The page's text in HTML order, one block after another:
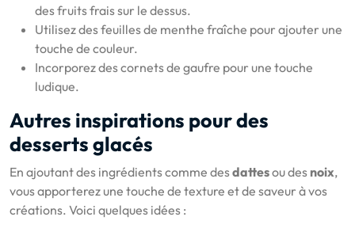
des fruits frais sur le dessus.
Utilisez des feuilles de menthe fraîche pour ajouter une
touche de couleur.
Incorporez des cornets de gaufre pour une touche
ludique.
Autres inspirations pour des
desserts glacés
En ajoutant des ingrédients comme desdattesou des noix,
vous apporterez une touche de texture et de saveur à vos
créations. Voici quelques idées :